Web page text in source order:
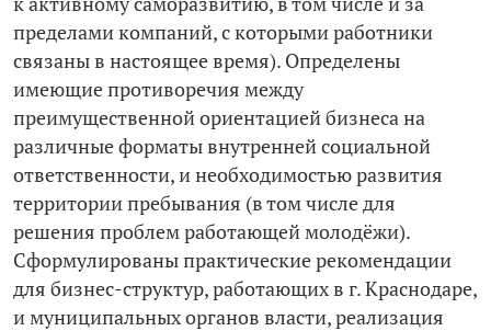
пределами компаний, с которыми работники
связаны в настоящее время). Определены
имеющие противоречия между
преимущественной ориентацией бизнеса на
различные форматы внутренней социальной
ответственности, и необходимостью развития
территории пребывания (в том числе для
решения проблем работающей молодёжи).
Сформулированы практические рекомендации
для бизнес-­структур, работающих в г. Краснодаре,
и муниципальных органов власти, реализация